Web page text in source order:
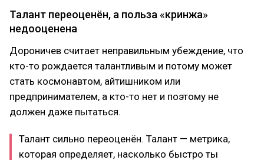
Талант переоценён, а польза «кринжа»
недооценена
Дороничев считает неправильным убеждение, что
кто-то рождается талантливым и потому может
стать космонавтом, айтишником или
предпринимателем, а кто-то нет и поэтому не
должен даже пытаться.
Талант сильно переоценён. Талант — метрика,
которая определяет, насколько быстро ты